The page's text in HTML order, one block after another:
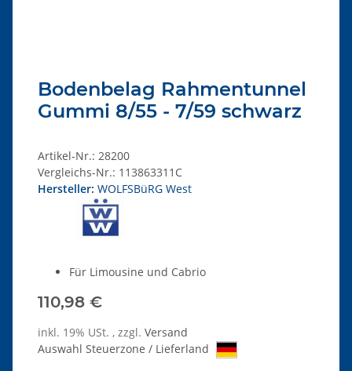
Bodenbelag Rahmentunnel
Gummi 8/55 - 7/59 schwarz
Artikel-Nr.: 28200
Vergleichs-Nr.: 113863311C
Hersteller: WOLFSBüRG West
Für Limousine und Cabrio
110,98 €
inkl. 19% USt. , zzgl. Versand
Auswahl Steuerzone / Lieferland